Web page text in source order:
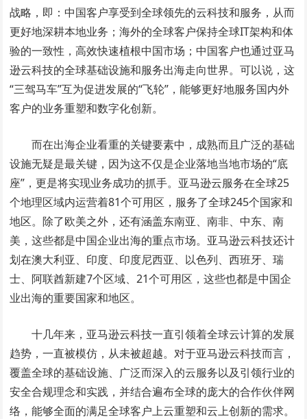
战略，即：中国客户享受到全球领先的云科技和服务，从而
更好地深耕本地业务；海外的全球客户保持全球IT架构和体
验的一致性，高效快速植根中国市场；中国客户也通过亚马
逊云科技的全球基础设施和服务出海走向世界。可以说，这
“三驾马车”互为促进发展的“飞轮”，能够更好地服务国内外
客户的业务重塑和数字化创新。
而在出海企业看重的关键要素中，成熟而且广泛的基础
设施无疑是最关键，因为这不仅是企业落地当地市场的“底
座”，更是将实现业务成功的抓手。亚马逊云服务在全球25
个地理区域内运营着81个可用区，服务了全球245个国家和
地区。除了欧美之外，还有涵盖东南亚、南非、中东、南
美，这些都是中国企业出海的重点市场。亚马逊云科技还计
划在澳大利亚、印度、印度尼西亚、以色列、西班牙、瑞
士、阿联酋新建7个区域、21个可用区，这些也都是中国企
业出海的重要国家和地区。
十几年来，亚马逊云科技一直引领着全球云计算的发展
趋势，一直被模仿，从未被超越。对于亚马逊云科技而言，
覆盖全球的基础设施、广泛而深入的云服务以及引领行业的
安全合规理念和实践，并结合遍布全球的庞大的合作伙伴网
络，能够全面的满足全球客户上云重塑和云上创新的需求。